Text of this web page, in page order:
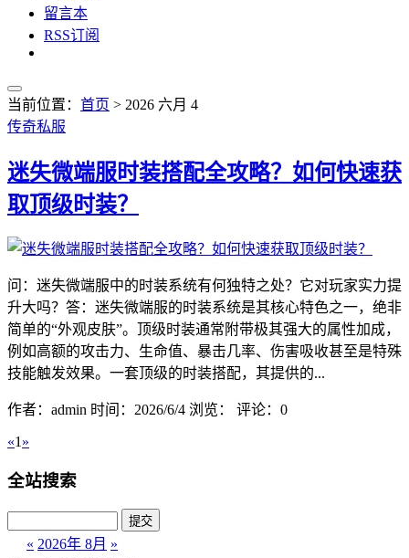
留言本
RSS订阅
当前位置： 首页 > 2026 六月 4
传奇私服
迷失微端服时装搭配全攻略？如何快速获
取顶级时装？
问：迷失微端服中的时装系统有何独特之处？它对玩家实力提
升大吗？答：迷失微端服的时装系统是其核心特色之一，绝非
简单的“外观皮肤”。顶级时装通常附带极其强大的属性加成，
例如高额的攻击力、生命值、暴击几率、伤害吸收甚至是特殊
技能触发效果。一套顶级的时装搭配，其提供的...
作者：admin 时间：2026/6/4 浏览： 评论：0
«1 »
全站搜索
« 2026年 8月 »